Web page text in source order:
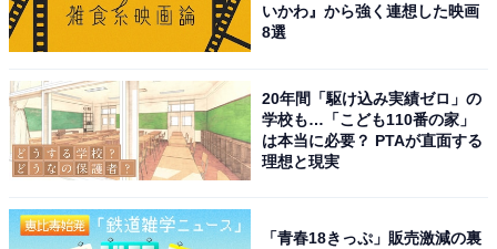
1位には、2002年放送の第41作目『利家とまつ ～加賀百
さん演じる主人公・前田利家と、松嶋菜々子さん演じる
利家の妻・まつを中心に戦国群像を描いた物語です。威
厳と狂気、カリスマ性などのイメージを押さえながら、
んが演じました。
いかわ』から強く連想した映画
8選
20年間「駆け込み実績ゼロ」の
学校も…「こども110番の家」
は本当に必要？ PTAが直面する
理想と現実
「青春18きっぷ」販売激減の裏